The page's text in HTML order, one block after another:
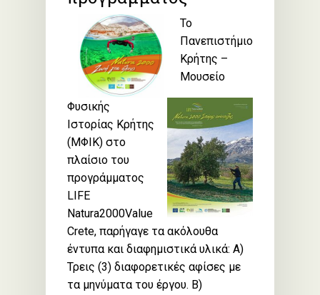
Το
Πανεπιστήμιο
Κρήτης –
Μουσείο
Φυσικής
Ιστορίας Κρήτης
(ΜΦΙΚ) στο
πλαίσιο του
προγράμματος
LIFE
Natura2000Value
Crete, παρήγαγε τα ακόλουθα
έντυπα και διαφημιστικά υλικά: Α)
Τρεις (3) διαφορετικές αφίσες με
τα μηνύματα του έργου. Β)